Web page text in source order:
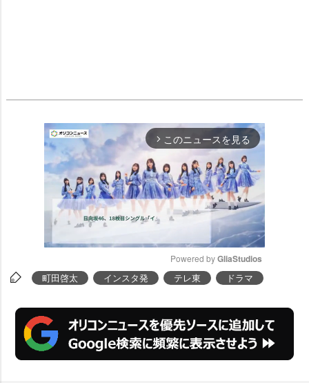
arrow_forward_ios このニュースを見る
M
e
Powered by GliaStudios
町田啓太 インスタ発 テレ東 ドラマ